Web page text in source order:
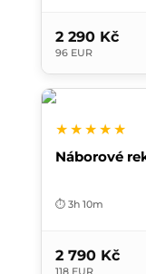
2 290 Kč
96 EUR
★★★★★
Náborové
⏱️ 3h 10m
2 790 Kč
118 EUR